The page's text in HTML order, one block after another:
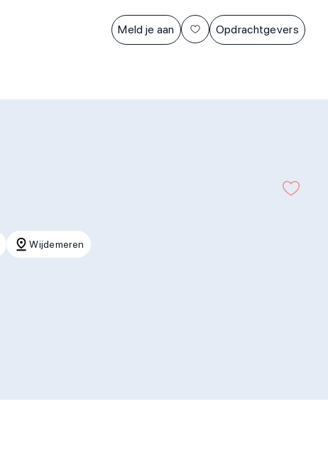
Meld je aan Opdrachtgevers
Wijdemeren